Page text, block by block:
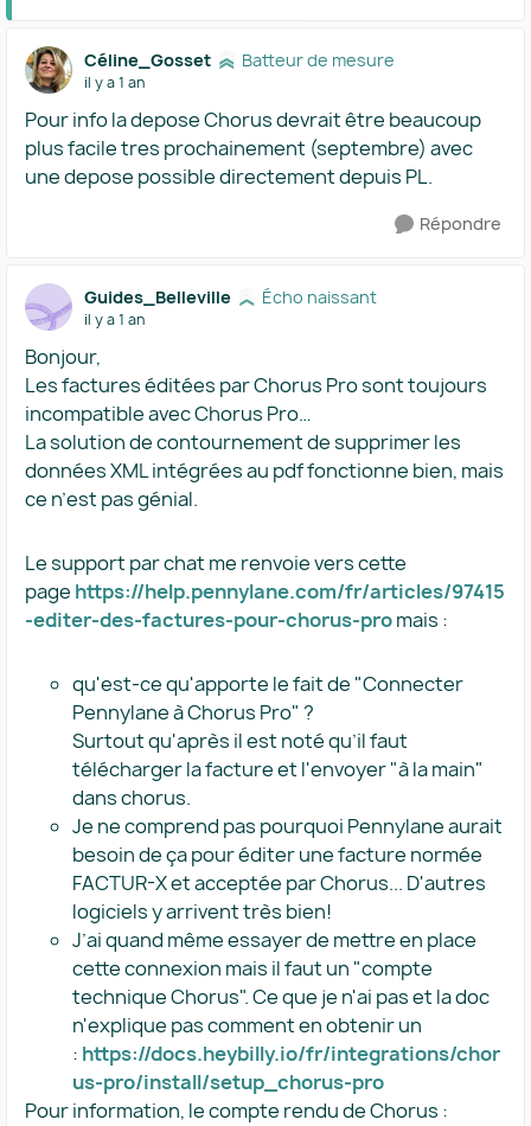
Céline_Gosset Batteur de mesure
il y a 1 an
Pour info la depose Chorus devrait être beaucoup
plus facile tres prochainement (septembre) avec
une depose possible directement depuis PL.
Répondre
Guides_Belleville Écho naissant
il y a 1 an
Bonjour,
Les factures éditées par Chorus Pro sont toujours
incompatible avec Chorus Pro…
La solution de contournement de supprimer les
données XML intégrées au pdf fonctionne bien, mais
ce n’est pas génial.
Le support par chat me renvoie vers cette
page https://help.pennylane.com/fr/articles/97415
-editer-des-factures-pour-chorus-promais :
qu'est-ce qu'apporte le fait de "Connecter
Pennylane à Chorus Pro" ?
Surtout qu'après il est noté qu’il faut
télécharger la facture et l'envoyer "à la main"
dans chorus.
Je ne comprend pas pourquoi Pennylane aurait
besoin de ça pour éditer une facture normée
FACTUR-X et acceptée par Chorus... D'autres
logiciels y arrivent très bien!
J’ai quand même essayer de mettre en place
cette connexion mais il faut un "compte
technique Chorus". Ce que je n'ai pas et la doc
n'explique pas comment en obtenir un
: https://docs.heybilly.io/fr/integrations/chor
us-pro/install/setup_chorus-pro
Pour information, le compte rendu de Chorus :